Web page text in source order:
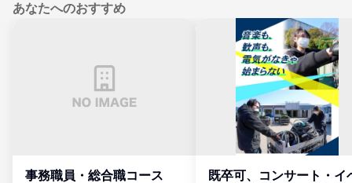
あなたへのおすすめ
事務職員・総合職コース
既卒可、コンサート・イ